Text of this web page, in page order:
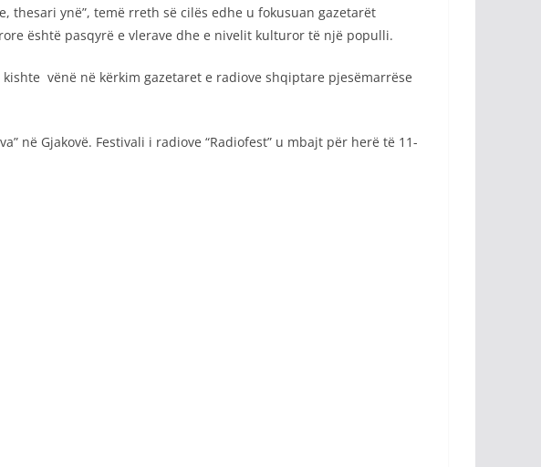
thesari ynë”, temë rreth së cilës edhe u fokusuan gazetarët
është pasqyrë e vlerave dhe e nivelit kulturor të një populli.
vënë në kërkim gazetaret e radiove shqiptare pjesëmarrëse
në Gjakovë. Festivali i radiove “Radiofest” u mbajt për herë të 11-